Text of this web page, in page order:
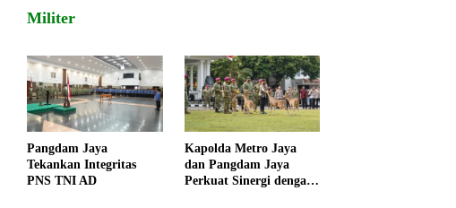
Militer
Pangdam Jaya
Tekankan Integritas
PNS TNI AD
Kapolda Metro Jaya
dan Pangdam Jaya
Perkuat Sinergi dengan